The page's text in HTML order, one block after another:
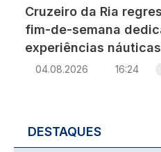
Cruzeiro da Ria
fim-de-semana
experiências
04.08.2026 16:24
DESTAQUES